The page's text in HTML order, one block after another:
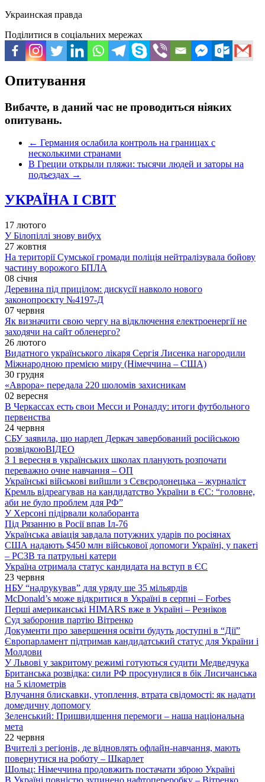
Украинская правда
Поділитися в соціальних мережах
Опитування
Вибачте, в даний час не проводиться ніяких
опитувань.
← Германия ослабила контроль на границах с
несколькими странами
В Греции открыли пляжи: тысячи людей и заторы на
подъездах →
УКРАЇНА І СВІТ
17 лютого
У Білопіллі знову вибух
27 жовтня
На території Сумської громади поліція нейтралізувала бойову
частину ворожого БПЛА
08 січня
Деревина під прицілом: дискусії навколо нового
законопроєкту №4197-Д
07 червня
Як визначити свою чергу на відключення електроенергії не
заходячи на сайт обленерго?
26 лютого
Видатного українського лікаря Сергія Лисенка нагородили
Міжнародною премією миру (Німеччина – США)
30 грудня
«Аврора» передала 220 шоломів захисникам
02 вересня
В Черкассах есть свои Месси и Роналду: итоги футбольного
первенства
24 червня
СБУ заявила, що нардеп Деркач завербований російською
розвідкоюВІДЕО
З 1 вересня в українських школах планують розпочати
переважно очне навчання – ОП
Українські військові вийшли з Сєвєродонецька – журналіст
Кремль відреагував на кандидатство України в ЄС: “головне,
аби не було проблем для РФ”
У Херсоні підірвали колаборанта
Під Рязанню в Росії впав Іл-76
Українська авіація завдала потужних ударів по росіянах
США надають $450 млн військової допомоги Україні, у пакеті
– РСЗВ та патрульні катери
Україна отримала статус кандидата на вступ в ЄС
23 червня
НБУ “надрукував” для уряду ще 35 мільярдів
McDonald’s може відкритися в Україні в серпні – Forbes
Перші американські HIMARS вже в Україні – Резніков
Суд заборонив партію Вітренко
Документи про завершення освіти будуть доступні в “Дії”
Європарламент підтримав кандидатський статус для України і
Молдови
У Львові у закритому режимі готуються судити Медведчука
Британська розвідка: сили РФ просунулися в бік Лисичанська
на 5 кілометрів
Влучання блискавки, утоплення, втрата свідомості: як надати
домедичну допомогу
Зеленський: Пришвидшення перемоги – наша національна
мета
22 червня
Вчителі з регіонів, де відновлять офлайн-навчання, мають
повернутися на роботу – Шкарлет
Шольц: Німеччина продовжить постачати зброю Україні